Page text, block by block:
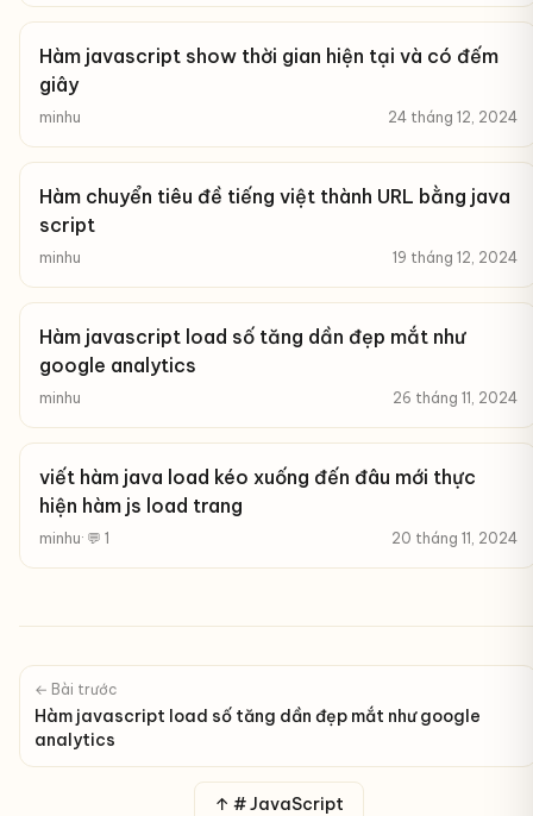
Hàm javascript show thời gian hiện tại và có đếm
giây
minhu 24 tháng 12, 2024
Hàm chuyển tiêu đề tiếng việt thành URL bằng java
script
minhu 19 tháng 12, 2024
Hàm javascript load số tăng dần đẹp mắt như
google analytics
minhu 26 tháng 11, 2024
viết hàm java load kéo xuống đến đâu mới thực
hiện hàm js load trang
minhu· 💬 1 20 tháng 11, 2024
← Bài trước
Hàm javascript load số tăng dần đẹp mắt như google
analytics
↑ # JavaScript